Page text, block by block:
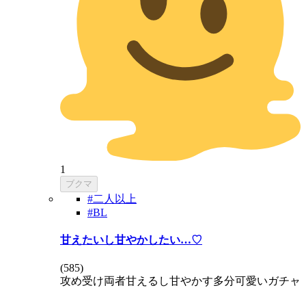
1
ブクマ
#二人以上
#BL
甘えたいし甘やかしたい…♡
(585)
攻め受け両者甘えるし甘やかす多分可愛いガチャ